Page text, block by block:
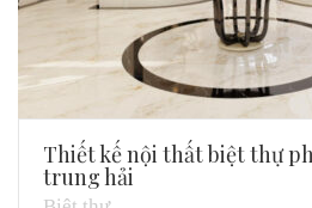
Thiết kế nội thất biệt thự
trung hải